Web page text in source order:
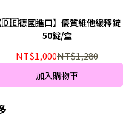
🇩🇪德國進口】優質維他緩釋錠
50錠/盒
NT$1,000NT$1,280
加入購物車